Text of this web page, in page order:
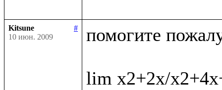
Kitsune
#
10 июн. 2009
помогите
lim x2+2x/